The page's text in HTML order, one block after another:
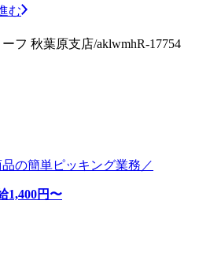
む
フ 秋葉原支店/aklwmhR-17754
の簡単ピッキング業務／
1,400円〜